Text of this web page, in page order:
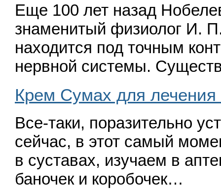
Еще 100 лет назад
знаменитый физиолог И.
находится под точным
нервной системы.
Крем Сумах для лечения
Все-таки, поразительно
сейчас, в этот са­мый
в суставах, изучаем в
баночек и коробо­чек…